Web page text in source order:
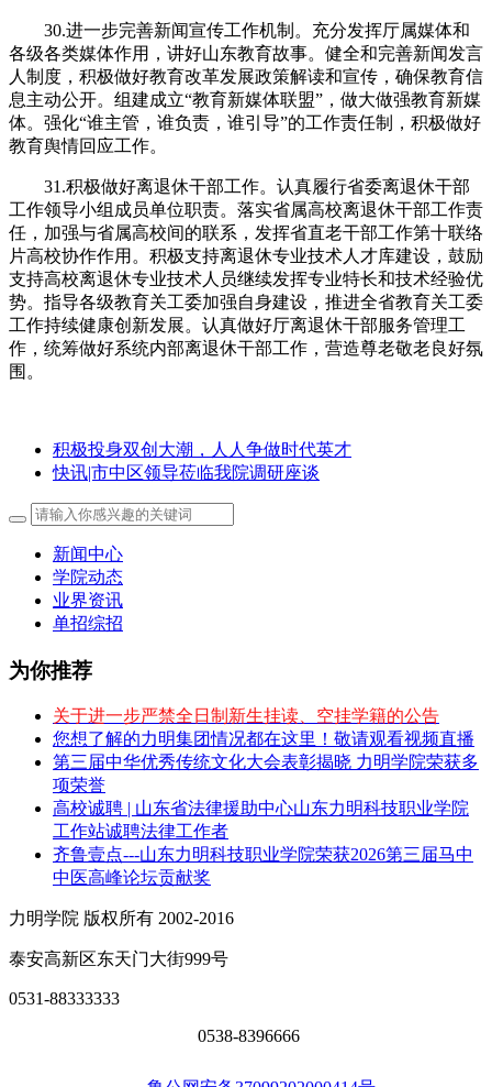
30.进一步完善新闻宣传工作机制。充分发挥厅属媒体和
各级各类媒体作用，讲好山东教育故事。健全和完善新闻发言
人制度，积极做好教育改革发展政策解读和宣传，确保教育信
息主动公开。组建成立“教育新媒体联盟”，做大做强教育新媒
体。强化“谁主管，谁负责，谁引导”的工作责任制，积极做好
教育舆情回应工作。
31.积极做好离退休干部工作。认真履行省委离退休干部
工作领导小组成员单位职责。落实省属高校离退休干部工作责
任，加强与省属高校间的联系，发挥省直老干部工作第十联络
片高校协作作用。积极支持离退休专业技术人才库建设，鼓励
支持高校离退休专业技术人员继续发挥专业特长和技术经验优
势。指导各级教育关工委加强自身建设，推进全省教育关工委
工作持续健康创新发展。认真做好厅离退休干部服务管理工
作，统筹做好系统内部离退休干部工作，营造尊老敬老良好氛
围。
积极投身双创大潮，人人争做时代英才
快讯|市中区领导莅临我院调研座谈
新闻中心
学院动态
业界资讯
单招综招
为你推荐
关于进一步严禁全日制新生挂读、空挂学籍的公告
您想了解的力明集团情况都在这里！敬请观看视频直播
第三届中华优秀传统文化大会表彰揭晓 力明学院荣获多
项荣誉
高校诚聘 | 山东省法律援助中心山东力明科技职业学院
工作站诚聘法律工作者
齐鲁壹点---山东力明科技职业学院荣获2026第三届马中
中医高峰论坛贡献奖
力明学院 版权所有 2002-2016
泰安高新区东天门大街999号
0531-88333333
0538-8396666